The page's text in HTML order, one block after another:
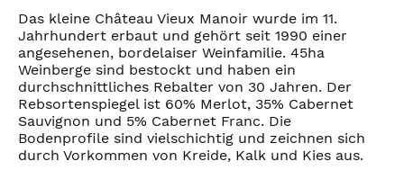
Das kleine Château Vieux Manoir wurde im 11.
Jahrhundert erbaut und gehört seit 1990 einer
angesehenen, bordelaiser Weinfamilie. 45ha
Weinberge sind bestockt und haben ein
durchschnittliches Rebalter von 30 Jahren. Der
Rebsortenspiegel ist 60% Merlot, 35% Cabernet
Sauvignon und 5% Cabernet Franc. Die
Bodenprofile sind vielschichtig und zeichnen sich
durch Vorkommen von Kreide, Kalk und Kies aus.